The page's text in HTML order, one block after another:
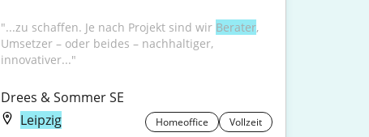
"...zu schaffen. Je nach Projekt sind wir Berater,
Umsetzer – oder beides – nachhaltiger,
innovativer..."
Drees & Sommer SE
Leipzig
Homeoffice Vollzeit